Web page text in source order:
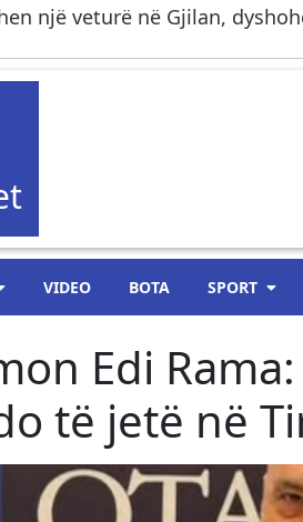
një veturë në Gjilan,
VIDEO BOTA SPORT
Edi
të jetë në